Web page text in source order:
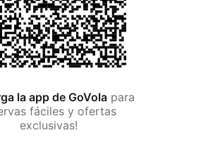
la app de GoVola para
fáciles y ofertas
exclusivas!